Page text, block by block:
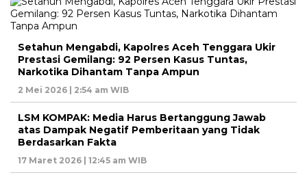
Setahun Mengabdi, Kapolres Aceh Tenggara Ukir
Prestasi Gemilang: 92 Persen Kasus Tuntas,
Narkotika Dihantam Tanpa Ampun
2 Mei 2026 | 2:54 am WIB
LSM KOMPAK: Media Harus Bertanggung Jawab
atas Dampak Negatif Pemberitaan yang Tidak
Berdasarkan Fakta
17 Maret 2026 | 12:45 am WIB